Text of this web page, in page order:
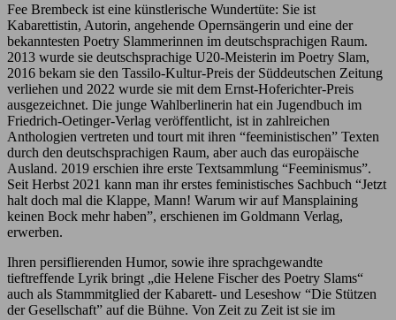
Fee Brembeck ist eine künstlerische Wundertüte: Sie ist
Kabarettistin, Autorin, angehende Opernsängerin und eine der
bekanntesten Poetry Slammerinnen im deutschsprachigen Raum.
2013 wurde sie deutschsprachige U20-Meisterin im Poetry Slam,
2016 bekam sie den Tassilo-Kultur-Preis der Süddeutschen Zeitung
verliehen und 2022 wurde sie mit dem Ernst-Hoferichter-Preis
ausgezeichnet. Die junge Wahlberlinerin hat ein Jugendbuch im
Friedrich-Oetinger-Verlag veröffentlicht, ist in zahlreichen
Anthologien vertreten und tourt mit ihren “feeministischen” Texten
durch den deutschsprachigen Raum, aber auch das europäische
Ausland. 2019 erschien ihre erste Textsammlung “Feeminismus”.
Seit Herbst 2021 kann man ihr erstes feministisches Sachbuch “Jetzt
halt doch mal die Klappe, Mann! Warum wir auf Mansplaining
keinen Bock mehr haben”, erschienen im Goldmann Verlag,
erwerben.
Ihren persiflierenden Humor, sowie ihre sprachgewandte
tieftreffende Lyrik bringt „die Helene Fischer des Poetry Slams“
auch als Stammmitglied der Kabarett- und Leseshow “Die Stützen
der Gesellschaft” auf die Bühne. Von Zeit zu Zeit ist sie im